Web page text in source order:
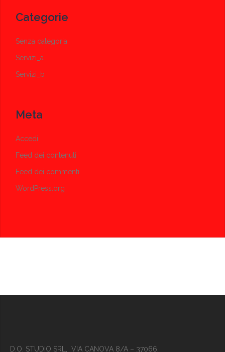
Categorie
Senza categoria
Servizi_a
Servizi_b
Meta
Accedi
Feed dei contenuti
Feed dei commenti
WordPress.org
D.O. STUDIO SRL, VIA CANOVA 8/A – 37066,